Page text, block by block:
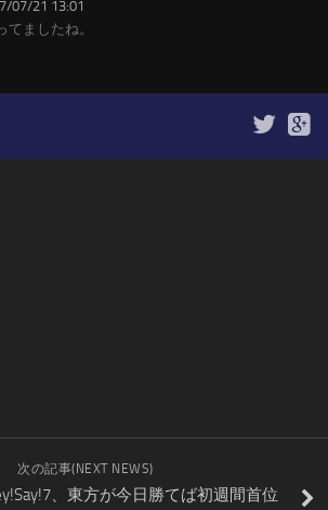
07/21 13:01
てましたね。
次の記事(NEXT NEWS)
、東方が今日勝てば初週間首位